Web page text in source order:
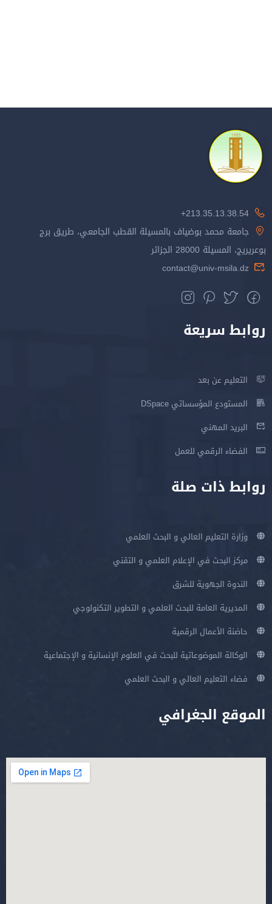
213.35.13.38.54+
جامعة محمد بوضياف بالمسيلة القطب الجامعي، طريق برج
بوعريريج، المسيلة 28000 الجزائر
contact@univ-msila.dz
روابط سريعة
التعليم عن بعد
المستودع المؤسساتي DSpace
البريد المهني
الفضاء الرقمي للعمل
روابط ذات صلة
وزارة التعليم العالي و البحث العلمي
مركز البحث في الإعلام العلمي و التقني
الندوة الجهوية للشرق
المديرية العامة للبحث العلمي و التطوير التكنولوجي
حاضنة الأعمال الرقمية
الوكالة الموضوعاتية للبحث في العلوم الإنسانية و الإجتماعية
فضاء التعليم العالي و البحث العلمي
الموقع الجغرافي